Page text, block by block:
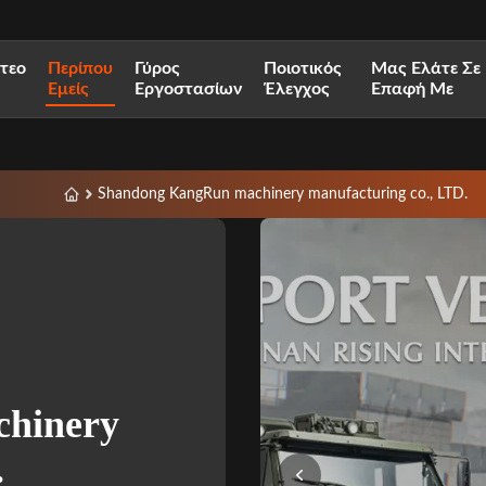
Περίπου
Εμείς
Γύρος
Εργοστασίων
Ποιοτικός
Έλεγχος
Μας Ελάτε Σε
Επαφή Με
Shandong KangRun machinery manufacturing co., LTD.